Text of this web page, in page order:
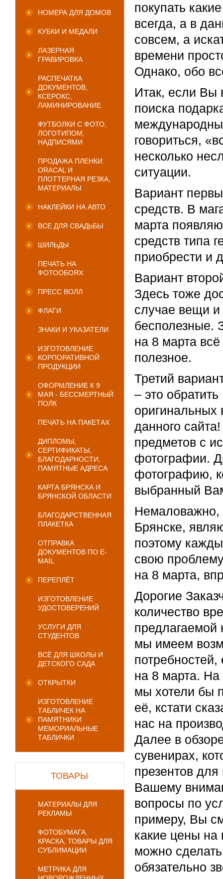
НОМЕРА ДЛЯ ДОМОВ
КУБКИ И МЕДАЛИ
ЛАЗЕРНАЯ
ГРАВИРОВКА
РАСПЕЧАТКА
ДОКУМЕНТОВ,
КСЕРОКС,
ЛАМИНИРОВАНИЕ
ФУТБОЛКИ С ФОТО,
ЛОГОТИПОМ,
НАДПИСЯМИ
ПРОДАЖА ПЛЕНКИ
ORACAL И
ПЛОТТЕРНАЯ РЕЗКА,
МАТЕРИАЛЫ
НАКЛЕЙКИ НА АВТО
ВСЕ ДЛЯ СВАДЬБЫ
ШИЛЬДЫ
ПЕЧАТЬ НА
ФОТООБОЯХ
ПРЕСС ВОЛЛ
ФЛАГИ
ЗНАКИ И УКАЗАТЕЛИ
ИЗГОТОВЛЕНИЕ
КОРПОРАТИВНОЙ
ПРОДУКЦИИ
ОФОРМЛЕНИЕ К 9
МАЯ - БЕССМЕРТНЫЙ
ПОЛК
ПЕЧАТЬ НА ПАКЕТАХ
ДИПЛОМЫ,
СЕРТИФИКАТЫ,
БЛАГОДАРНОСТИ,
ПАМЯТНЫЕ АДРЕСА
КАРТА БРЯНСКА И
БРЯНСКОЙ ОБЛАСТИ
БЛАГОДАРСТВЕННАЯ
ПЛАКЕТКА
ОТПРАВКА
ДОКУМЕНТОВ ПО E-
MAIL
ПЕРЕПЛЁТ
ИЗГОТОВЛЕНИЕ
УДОСТОВЕРЕНИЙ
УСЛУГИ ДЛЯ
СТУДЕНТОВ
ВСЁ ДЛЯ ШКОЛЫ И
ДЕТСКОГО САДА
ОТКРЫТКИ
ИЗГОТОВЛЕНИЕ
ТАБЛИЧЕК НА
ПАМЯТНИКИ
МЕМОРИАЛЬНЫЕ
ТАБЛИЧКИ
ТОВАРЫ
МАТЕРИАЛЫ ДЛЯ
РЕКЛАМЫ
ФОТОБУМАГА,
КРАСКА, ТОВАРЫ ДЛЯ
СУБЛИМАЦИИ
МЕТРИКА ДЛЯ
покупать
всегда, а в
совсем, а
времени
Однако, обо
Итак, если Вы
поиска
говориться,
несколько
ситуации.
Вариант
средств. В
марта
средств типа
приобрести и
Вариант
Здесь тоже
случае вещи и
бесполезные.
на 8 марта
полезное.
Третий
– это
оригинальных
данного
предметов с
фотографии.
фотографию,
выбранный
Немаловажно,
Брянске,
поэтому
свою
на 8 марта,
Дорогие
количество
предлагаемой
мы имеем
на 8 марта. На
мы хотели бы
её, кстати
нас на
Далее в
сувенирах,
презентов
Вашему
вопросы по
примеру, Вы
какие цены на
можно
обязательно